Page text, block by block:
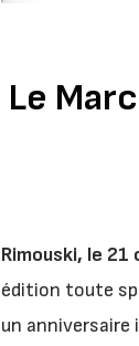
Le
Rimouski, le
édition toute
un